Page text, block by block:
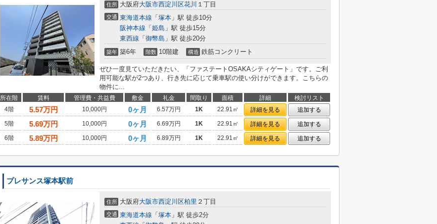
住所 大阪府大阪市西淀川区花川 １丁目
交通 東海道本線 「 塚本 」駅 徒歩10分
阪神本線 「 姫島 」駅 徒歩15分
東西線 「 御幣島 」駅 徒歩20分
築年 築6年 階数 10階建 構造 鉄筋コンクリート
ぜひ一度見ていただきたい、「ファステートOSAKAシティゲート」です。ご利
用可能な駅が2つあり、行き先に応じて乗車駅の使い分けができます。こちらの
物件に...
所在階 賃料 管理費・共益費 敷金 礼金 間取り 面積 詳細
検討リスト
4階
5.57万円 10,000円 0ヶ月 6.57万円 1K 22.91㎡ 詳細を見る
追加する
5階
5.69万円 10,000円 0ヶ月 6.69万円 1K 22.91㎡ 詳細を見る
追加する
6階
5.89万円 10,000円 0ヶ月 6.89万円 1K 22.91㎡ 詳細を見る 追加する
プレサンス塚本駅前
住所 大阪府大阪市西淀川区柏里 ２丁目
交通 東海道本線 「 塚本 」駅 徒歩2分